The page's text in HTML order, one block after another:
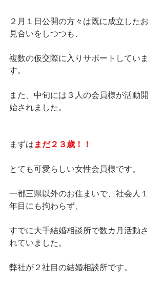
２月１日公開の方々は既に成立したお
見合いをしつつも、
複数の仮交際に入りサポートしていま
す。
また、中旬には３人の会員様が活動開
始されました。
まずはまだ２３歳！！
とても可愛らしい女性会員様です。
一都三県以外のお住まいで、社会人１
年目にも拘わらず、
すでに大手結婚相談所で数カ月活動さ
れていました。
弊社が２社目の結婚相談所です。